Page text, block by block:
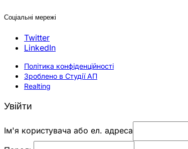
Соціальні мережі
Twitter
LinkedIn
Політика конфіденційності
Зроблено в Студії АП
Realting
Увійти
Ім'я користувача або ел. адреса